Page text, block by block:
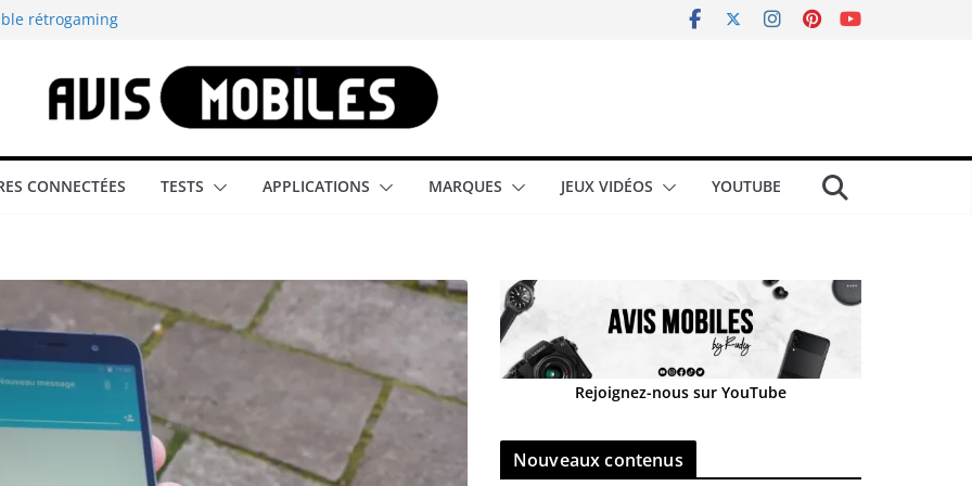
rétrogaming
compact
tous les
CONNECTÉES TESTS APPLICATIONS MARQUES JEUX VIDÉOS YOUTUBE
Rejoignez-nous sur YouTube
Nouveaux contenus